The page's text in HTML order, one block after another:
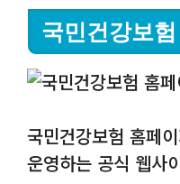
국민건강보
국민건강보험 홈페
운영하는 공식 웹사